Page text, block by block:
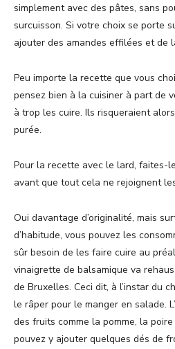
simplement avec des pâtes, sans
surcuisson. Si votre choix se porte
ajouter des amandes effilées et de
Peu importe la recette que vous
pensez bien à la cuisiner à part de
à trop les cuire. Ils risqueraient
purée.
Pour la recette avec le lard, faites-
avant que tout cela ne rejoignent
Oui davantage d’originalité, mais
d’habitude, vous pouvez les
sûr besoin de les faire cuire au
vinaigrette de balsamique va
de Bruxelles. Ceci dit, à l’instar du
le râper pour le manger en salade.
des fruits comme la pomme, la
pouvez y ajouter quelques dés de